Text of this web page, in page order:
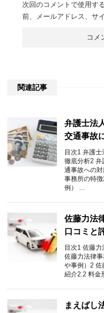
次回のコメントで使用す
前、メールアドレス、サ
関連記事
弁護士法
交通事故
目次1 弁護
徹底分析2 弁
通事故への
事務所の特
例） ...
佐藤力法
口コミと
目次1 佐藤
佐藤力法律
や事例）2 佐
紹介2.2 料金
まえばし